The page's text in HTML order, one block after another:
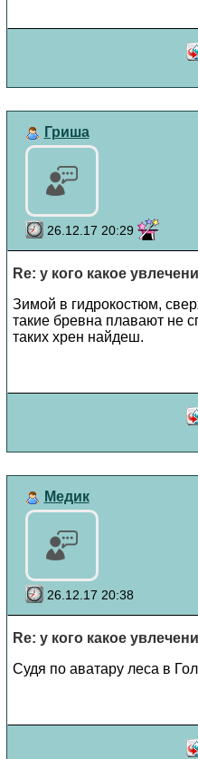
Гриша
26.12.17 20:29
Re: у кого какое
Зимой в гидрокостюм,
такие бревна плавают не
таких хрен найдеш.
Медик
26.12.17 20:38
Re: у кого какое
Судя по аватару леса в